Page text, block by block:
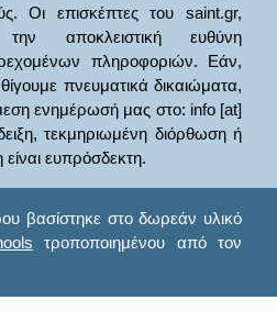
Οι επισκέπτες του saint.gr,
αποκλειστική ευθύνη
πληροφοριών. Εάν,
πνευματικά δικαιώματα,
ενημέρωσή μας στο: info [at]
τεκμηριωμένη διόρθωση ή
ευπρόσδεκτη.
βασίστηκε στο δωρεάν υλικό
τροποποιημένου από τον